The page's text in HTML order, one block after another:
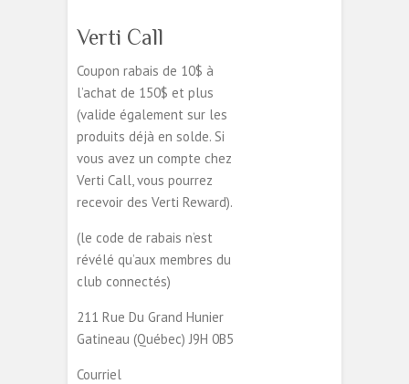
Verti Call
Coupon rabais de 10$ à
l’achat de 150$ et plus
(valide également sur les
produits déjà en solde. Si
vous avez un compte chez
Verti Call, vous pourrez
recevoir des Verti Reward).
(le code de rabais n’est
révélé qu’aux membres du
club connectés)
211 Rue Du Grand Hunier
Gatineau (Québec) J9H 0B5
Courriel